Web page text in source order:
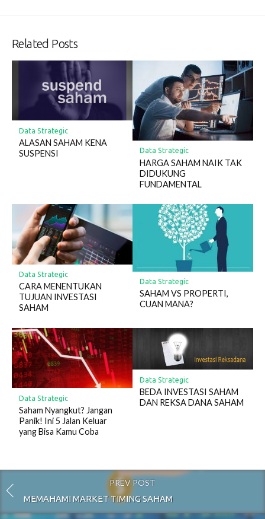
Related Posts
Data Strategic
ALASAN SAHAM KENA
SUSPENSI
Data Strategic
HARGA SAHAM NAIK TAK
DIDUKUNG
FUNDAMENTAL
Data Strategic
CARA MENENTUKAN
TUJUAN INVESTASI
SAHAM
Data Strategic
SAHAM VS PROPERTI,
CUAN MANA?
Data Strategic
Saham Nyangkut? Jangan
Panik! Ini 5 Jalan Keluar
yang Bisa Kamu Coba
Data Strategic
BEDA INVESTASI SAHAM
DAN REKSA DANA SAHAM
PREV POST
MEMAHAMI MARKET TIMING SAHAM